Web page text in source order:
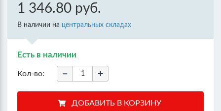
1 346.80 руб.
В наличии на центральных складах
Есть в наличии
Кол-во: − +